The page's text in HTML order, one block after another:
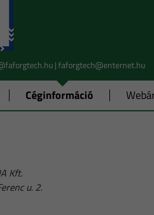
| faforgtech@enternet.hu
Céginformáció
Kft.
u. 2.